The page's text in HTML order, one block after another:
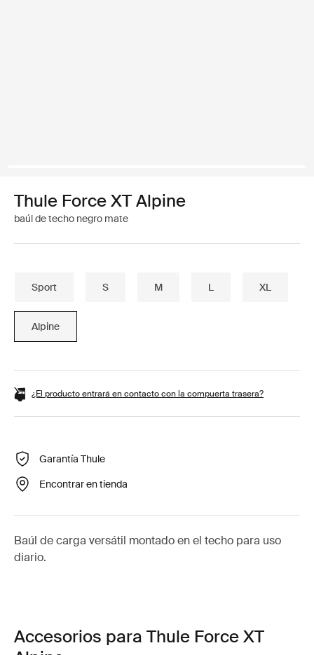
Thule Force XT Alpine
baúl de techo negro mate
Sport S M L XL
Alpine
¿El producto entrará en contacto con la compuerta trasera?
Garantía Thule
Encontrar en tienda
Baúl de carga versátil montado en el techo para uso
diario.
Accesorios para Thule Force XT